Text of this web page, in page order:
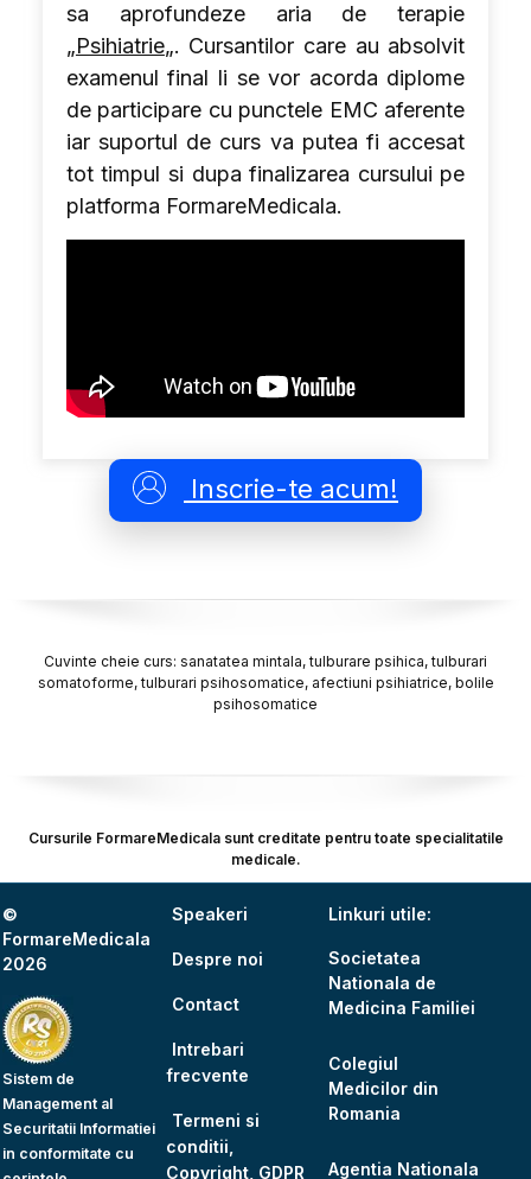
sa aprofundeze aria de terapie
„Psihiatrie„. Cursantilor care au absolvit
examenul final li se vor acorda diplome
de participare cu punctele EMC aferente
iar suportul de curs va putea fi accesat
tot timpul si dupa finalizarea cursului pe
platforma FormareMedicala.
Inscrie-te acum!
Cuvinte cheie curs: sanatatea mintala, tulburare psihica, tulburari
somatoforme, tulburari psihosomatice, afectiuni psihiatrice, bolile
psihosomatice
Cursurile FormareMedicala sunt creditate pentru toate specialitatile
medicale.
©
FormareMedicala
2026
Sistem de
Management al
Securitatii Informatiei
in conformitate cu
Speakeri
Despre noi
Contact
Intrebari
frecvente
Termeni si
conditii,
Copyright, GDPR
Linkuri utile:
Societatea
Nationala de
Medicina Familiei
Colegiul
Medicilor din
Romania
Agentia Nationala